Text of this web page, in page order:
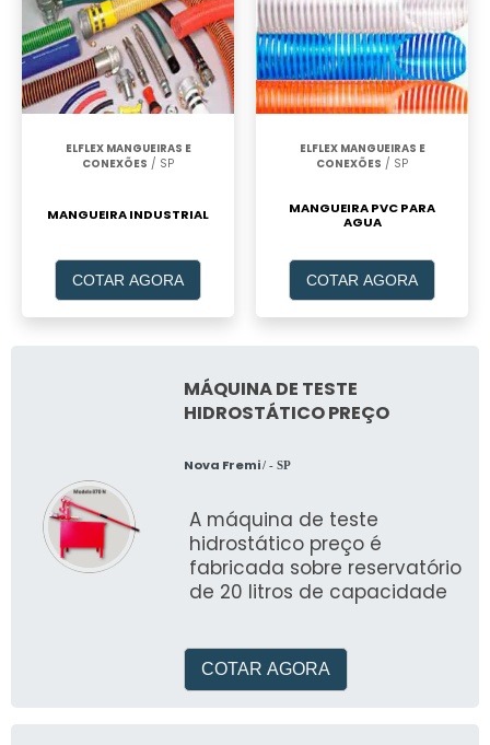
ELFLEX MANGUEIRAS E
CONEXÕES / SP
MANGUEIRA INDUSTRIAL
COTAR AGORA
ELFLEX MANGUEIRAS E
CONEXÕES / SP
MANGUEIRA PVC PARA
AGUA
COTAR AGORA
MÁQUINA DE TESTE
HIDROSTÁTICO PREÇO
Nova Fremi/ - SP
A máquina de teste
hidrostático preço é
fabricada sobre reservatório
de 20 litros de capacidade
COTAR AGORA